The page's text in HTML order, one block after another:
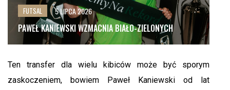
FUTSAL 5 LIPCA 2026
PAWEŁ KANIEWSKI WZMACNIA BIAŁO-ZIELONYCH
Ten transfer dla wielu kibiców może być sporym
zaskoczeniem, bowiem Paweł Kaniewski od lat